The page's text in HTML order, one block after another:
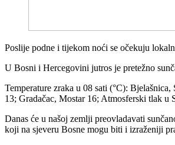
Poslije podne i tijekom noći se očekuju
U Bosni i Hercegovini jutros je pretežno
Temperature zraka u 08 sati (°C):
13; Gradačac, Mostar 16; Atmosferski tlak u
Danas će u našoj zemlji preovladavati
koji na sjeveru Bosne mogu biti i izraženiji